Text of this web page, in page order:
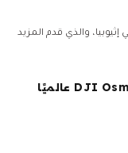
والذي قدم المزيد